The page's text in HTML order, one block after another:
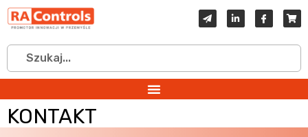
KONTAKT